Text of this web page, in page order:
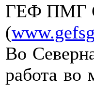
ГЕФ ПМГ
(
Во
работа во